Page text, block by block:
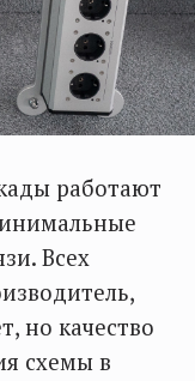
работают
Всех
но качество
схемы в